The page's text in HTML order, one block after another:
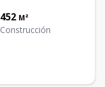
452 M²
Construcción